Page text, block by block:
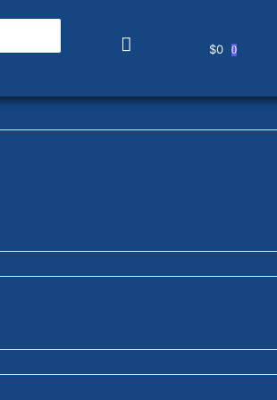
$0 0